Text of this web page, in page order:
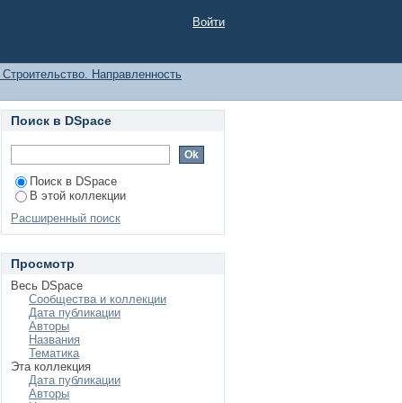
Войти
Направленность
Поиск в DSpace
Поиск в DSpace
В этой коллекции
Расширенный поиск
Просмотр
Весь DSpace
Сообщества и коллекции
Дата публикации
Авторы
Названия
Тематика
Эта коллекция
Дата публикации
Авторы